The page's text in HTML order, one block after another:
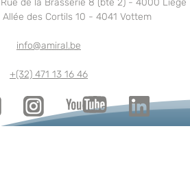
de la Brasserie 8 (bte 2) - 4000 Liège
Allée des Cortils 10 - 4041 Vottem
info@amiral.be
+(32) 471 13 16 46